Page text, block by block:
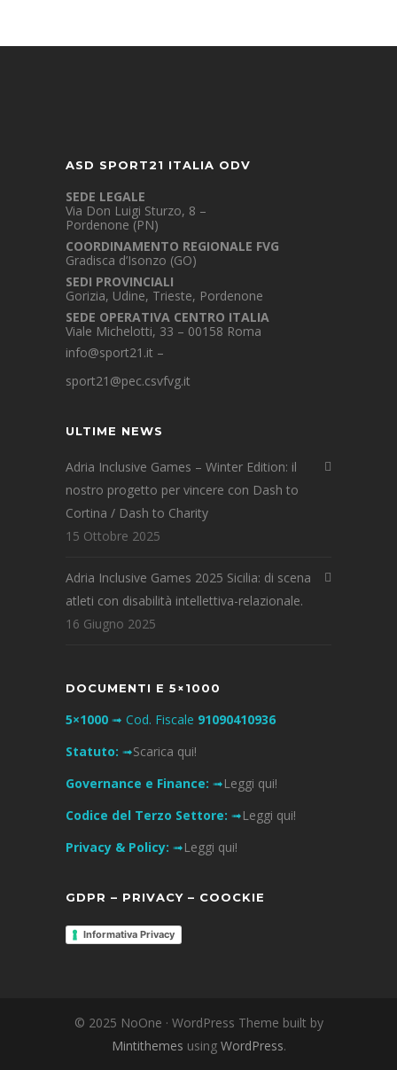
ASD SPORT21 ITALIA ODV
SEDE LEGALE
Via Don Luigi Sturzo, 8 –
Pordenone (PN)
COORDINAMENTO REGIONALE FVG
Gradisca d’Isonzo (GO)
SEDI PROVINCIALI
Gorizia, Udine, Trieste, Pordenone
SEDE OPERATIVA CENTRO ITALIA
Viale Michelotti, 33 – 00158 Roma
info@sport21.it –
sport21@pec.csvfvg.it
ULTIME NEWS
Adria Inclusive Games – Winter Edition: il
nostro progetto per vincere con Dash to
Cortina / Dash to Charity
15 Ottobre 2025
Adria Inclusive Games 2025 Sicilia: di scena
atleti con disabilità intellettiva-relazionale.
16 Giugno 2025
DOCUMENTI E 5×1000
5×1000 ➟ Cod. Fiscale 91090410936
Statuto: ➟Scarica qui!
Governance e Finance: ➟Leggi qui!
Codice del Terzo Settore: ➟Leggi qui!
Privacy & Policy: ➟Leggi qui!
GDPR – PRIVACY – COOCKIE
Informativa Privacy
© 2025 NoOne · WordPress Theme built by
Mintithemes using WordPress.